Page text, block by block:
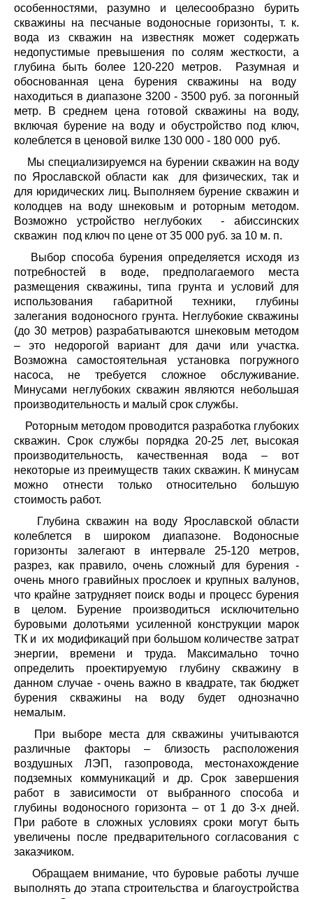
особенностями, разумно и целесообразно бурить
скважины на песчаные водоносные горизонты, т. к.
вода из скважин на известняк может содержать
недопустимые превышения по солям жесткости, а
глубина быть более 120-220 метров. Разумная и
обоснованная цена бурения скважины на воду
находиться в диапазоне 3200 - 3500 руб. за погонный
метр. В среднем цена готовой скважины на воду,
включая бурение на воду и обустройство под ключ,
колеблется в ценовой вилке 130 000 - 180 000 руб.
Мы специализируемся на бурении скважин на воду
по Ярославской области как для физических, так и
для юридических лиц. Выполняем бурение скважин и
колодцев на воду шнековым и роторным методом.
Возможно устройство неглубоких - абиссинских
скважин под ключ по цене от 35 000 руб. за 10 м. п.
Выбор способа бурения определяется исходя из
потребностей в воде, предполагаемого места
размещения скважины, типа грунта и условий для
использования габаритной техники, глубины
залегания водоносного грунта. Неглубокие скважины
(до 30 метров) разрабатываются шнековым методом
– это недорогой вариант для дачи или участка.
Возможна самостоятельная установка погружного
насоса, не требуется сложное обслуживание.
Минусами неглубоких скважин являются небольшая
производительность и малый срок службы.
Роторным методом проводится разработка глубоких
скважин. Срок службы порядка 20-25 лет, высокая
производительность, качественная вода – вот
некоторые из преимуществ таких скважин. К минусам
можно отнести только относительно большую
стоимость работ.
Глубина скважин на воду Ярославской области
колеблется в широком диапазоне. Водоносные
горизонты залегают в интервале 25-120 метров,
разрез, как правило, очень сложный для бурения -
очень много гравийных прослоек и крупных валунов,
что крайне затрудняет поиск воды и процесс бурения
в целом. Бурение производиться исключительно
буровыми долотьями усиленной конструкции марок
ТК и их модификаций при большом количестве затрат
энергии, времени и труда. Максимально точно
определить проектируемую глубину скважину в
данном случае - очень важно в квадрате, так бюджет
бурения скважины на воду будет однозначно
немалым.
При выборе места для скважины учитываются
различные факторы – близость расположения
воздушных ЛЭП, газопровода, местонахождение
подземных коммуникаций и др. Срок завершения
работ в зависимости от выбранного способа и
глубины водоносного горизонта – от 1 до 3-х дней.
При работе в сложных условиях сроки могут быть
увеличены после предварительного согласования с
заказчиком.
Обращаем внимание, что буровые работы лучше
выполнять до этапа строительства и благоустройства